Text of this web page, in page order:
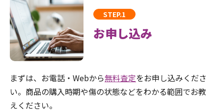
STEP.1
お申し込み
まずは、お電話・Webから無料査定をお申し込みくださ
い。商品の購入時期や傷の状態などをわかる範囲でお教
えください。